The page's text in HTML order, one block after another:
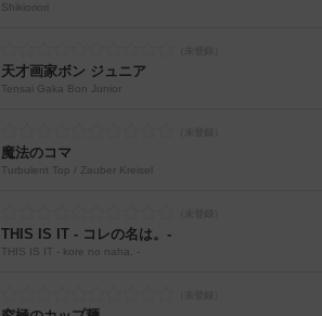
Shikioriori
天才画家ボン ジュニア
Tensai Gaka Bon Junior
魔法のコマ
Turbulent Top / Zauber Kreisel
THIS IS IT - コレの名は。-
THIS IS IT - kore no naha. -